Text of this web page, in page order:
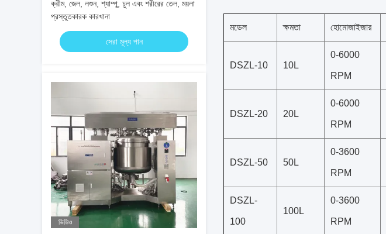
ক্রীম, জেল, লশুন, শ্যাম্পু, চুল এবং শরীরের তেল, ময়লা
প্রস্তুতকারক কারখানা
সেরা মূল্য পান
ভিডিও
মডেল ক্ষমতা হোমোজাইজার
DSZL-10 10L
0-6000
RPM
DSZL-20 20L
0-6000
RPM
DSZL-50 50L
0-3600
RPM
DSZL-
100
100L
0-3600
RPM